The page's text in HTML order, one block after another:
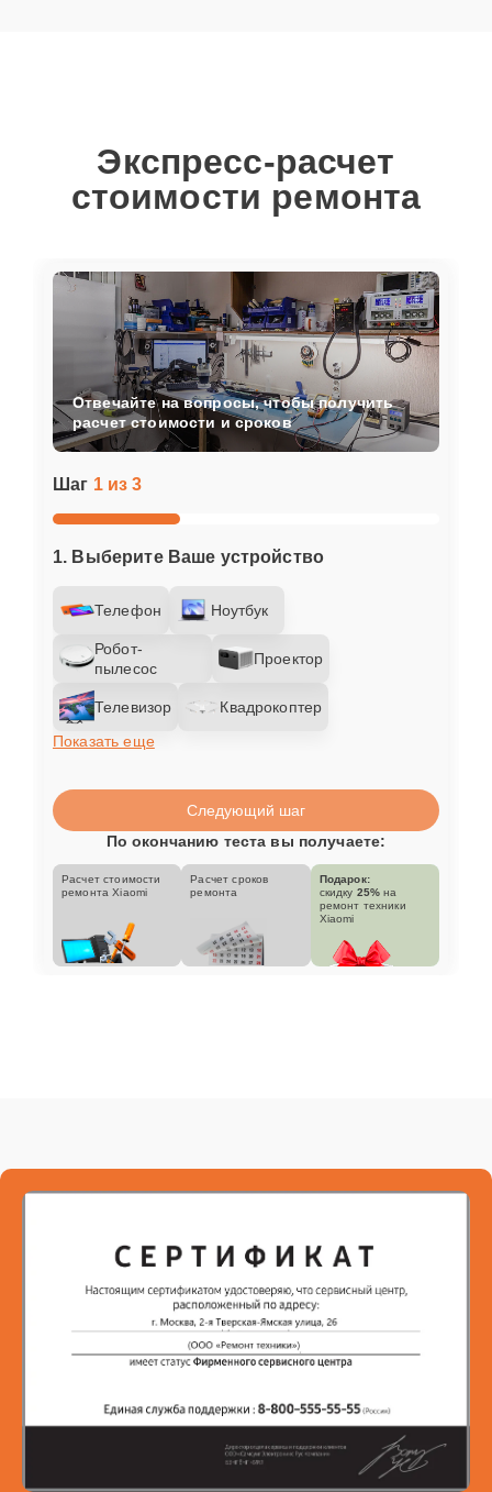
Экспресс-расчет
стоимости ремонта
Шаг 1 из 3
1. Выберите Ваше устройство
Телефон Ноутбук
Робот-
пылесос
Проектор
Телевизор
Квадрокоптер
Показать еще
Отвечайте на вопросы, чтобы получить
расчет стоимости и сроков
Следующий шаг
По окончанию теста вы получаете:
Расчет стоимости
ремонта Xiaomi
Расчет сроков
ремонта
Подарок:
скидку 25% на
ремонт техники
Xiaomi